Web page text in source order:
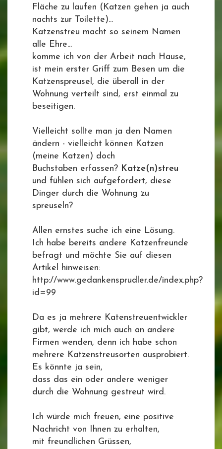
Fläche zu laufen (Katzen gehen ja auch
nachts zur Toilette)...
Katzenstreu macht so seinem Namen
alle Ehre...
komme ich von der Arbeit nach Hause,
ist mein erster Griff zum Besen um die
Katzenspreusel, die überall in der
Wohnung verteilt sind, erst einmal zu
beseitigen.
Vielleicht sollte man ja den Namen
ändern - vielleicht können Katzen
(meine Katzen) doch
Buchstaben erfassen? Katze(n)streu
und fühlen sich aufgefordert, diese
Dinger durch die Wohnung zu
spreuseln?
Allen ernstes suche ich eine Lösung.
Ich habe bereits andere Katzenfreunde
befragt und möchte Sie auf diesen
Artikel hinweisen:
http://www.gedankensprudler.de/index.php?
id=99
Da es ja mehrere Katenstreuentwickler
gibt, werde ich mich auch an andere
Firmen wenden, denn ich habe schon
mehrere Katzenstreusorten ausprobiert.
Es könnte ja sein,
dass das ein oder andere weniger
durch die Wohnung gestreut wird.
Ich würde mich freuen, eine positive
Nachricht von Ihnen zu erhalten,
mit freundlichen Grüssen,